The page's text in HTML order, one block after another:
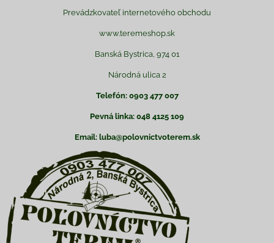
Prevádzkovateľ internetového obchodu
www.teremeshop.sk
Banská Bystrica, 974 01
Národná ulica 2
Telefón: 0903 477 007
Pevná linka: 048 4125 109
Email: luba@polovnictvoterem.sk